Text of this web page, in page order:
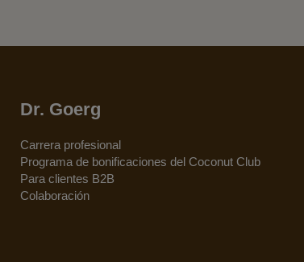
Dr. Goerg
Carrera profesional
Programa de bonificaciones del Coconut Club
Para clientes B2B
Colaboración